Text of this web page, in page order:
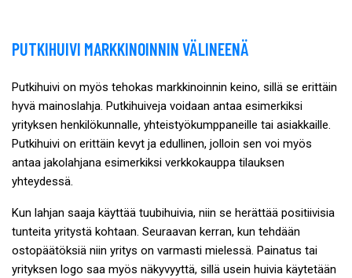
PUTKIHUIVI MARKKINOINNIN VÄLINEENÄ
Putkihuivi on myös tehokas markkinoinnin keino, sillä se erittäin
hyvä mainoslahja. Putkihuiveja voidaan antaa esimerkiksi
yrityksen henkilökunnalle, yhteistyökumppaneille tai asiakkaille.
Putkihuivi on erittäin kevyt ja edullinen, jolloin sen voi myös
antaa jakolahjana esimerkiksi verkkokauppa tilauksen
yhteydessä.
Kun lahjan saaja käyttää tuubihuivia, niin se herättää positiivisia
tunteita yritystä kohtaan. Seuraavan kerran, kun tehdään
ostopäätöksiä niin yritys on varmasti mielessä. Painatus tai
yrityksen logo saa myös näkyvyyttä, sillä usein huivia käytetään